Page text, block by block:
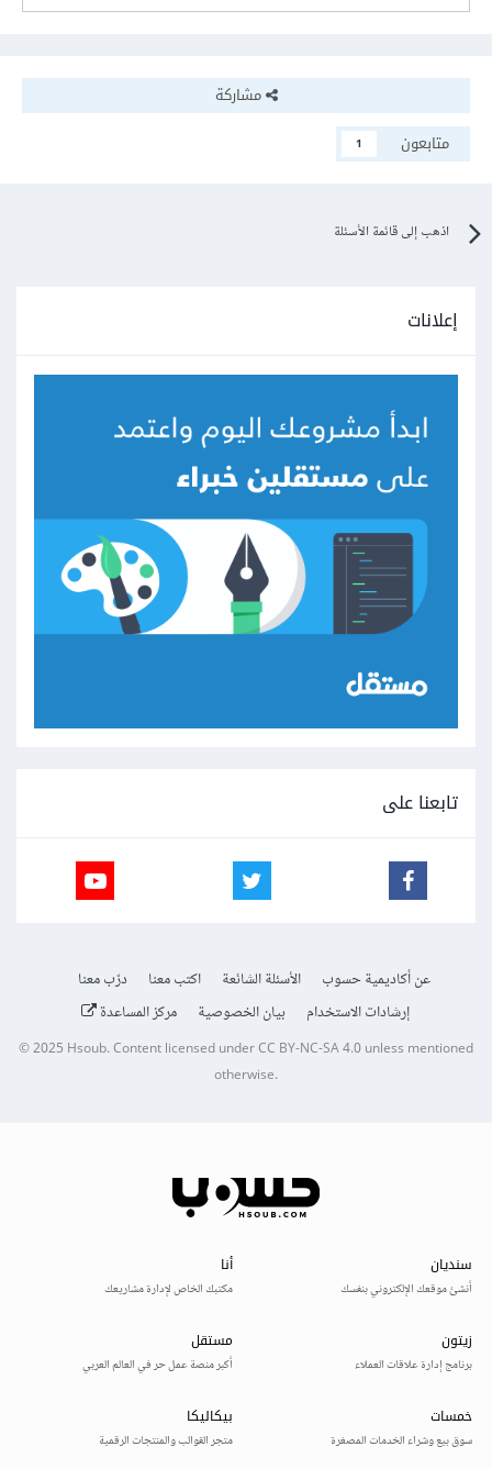
مشاركة
متابعون
1
اذهب إلى قائمة الأسئلة
إعلانات
تابعنا على
عن أكاديمية حسوب الأسئلة الشائعة اكتب معنا
درّب معنا
إرشادات الاستخدام
بيان الخصوصية مركز المساعدة
© 2025Hsoub.Content licensed underCC BY-NC-SA 4.0unless mentioned
otherwise.